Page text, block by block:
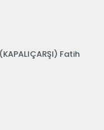
Fatih